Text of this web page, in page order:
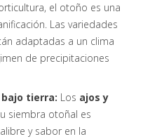
el otoño es una
Las variedades
adaptadas a un clima
de precipitaciones
tierra: Los ajos y
siembra otoñal es
y sabor en la